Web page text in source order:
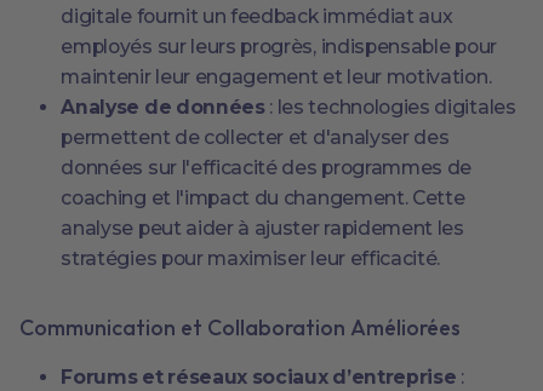
digitale fournit un feedback immédiat aux
employés sur leurs progrès, indispensable pour
maintenir leur engagement et leur motivation.
Analyse de données: les technologies digitales
permettent de collecter et d'analyser des
données sur l'efficacité des programmes de
coaching et l'impact du changement. Cette
analyse peut aider à ajuster rapidement les
stratégies pour maximiser leur efficacité.
Communication et Collaboration Améliorées
Forums et réseaux sociaux d’entreprise :